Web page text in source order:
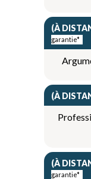
(À
garantie*
(À
(À
garantie*